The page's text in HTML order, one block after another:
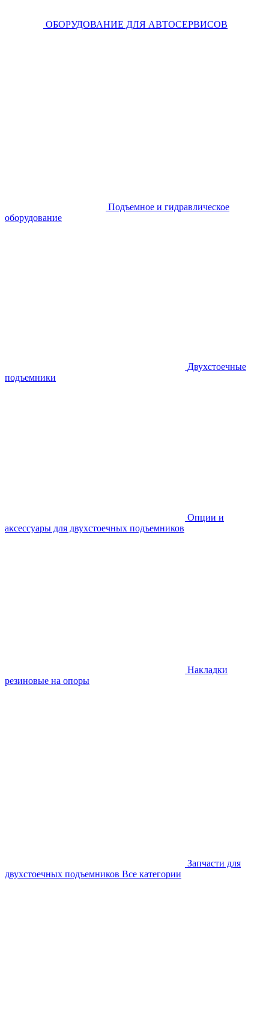
ОБОРУДОВАНИЕ ДЛЯ АВТОСЕРВИСОВ
Подъемное и гидравлическое
оборудование
Двухстоечные
подъемники
Опции и
аксессуары для двухстоечных подъемников
Накладки
резиновые на опоры
Запчасти для
двухстоечных подъемников Все категории